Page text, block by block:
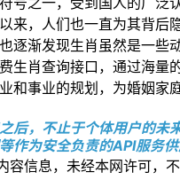
来，人们也一直为其背后
渐发现生肖虽然是一些动
生肖查询接口，通过海量
事业的规划，为婚姻家
后，不止于个体用户的
作为安全负责的API服务
容信息，未经本网许可，